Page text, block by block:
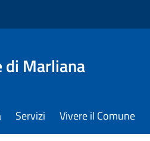
di Marliana
Servizi Vivere il Comune